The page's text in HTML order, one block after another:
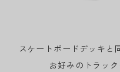
スケートボードデッキと
お好みのトラッ